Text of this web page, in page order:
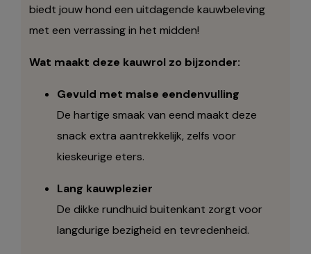
biedt jouw hond een uitdagende kauwbeleving
met een verrassing in het midden!
Wat maakt deze kauwrol zo bijzonder:
Gevuld met malse eendenvulling
De hartige smaak van eend maakt deze
snack extra aantrekkelijk, zelfs voor
kieskeurige eters.
Lang kauwplezier
De dikke rundhuid buitenkant zorgt voor
langdurige bezigheid en tevredenheid.